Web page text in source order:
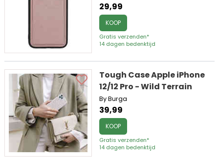
29,99
KOOP
Gratis verzenden*
14 dagen bedenktijd
Tough Case Apple iPhone
12/12 Pro - Wild Terrain
By Burga
39,99
KOOP
Gratis verzenden*
14 dagen bedenktijd